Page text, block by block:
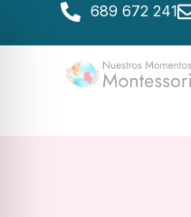
689 672 241